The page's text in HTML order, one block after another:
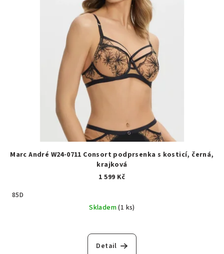
Marc André W24-0711 Consort podprsenka s kosticí, černá,
krajková
1 599 Kč
85D
Skladem(1 ks)
Detail